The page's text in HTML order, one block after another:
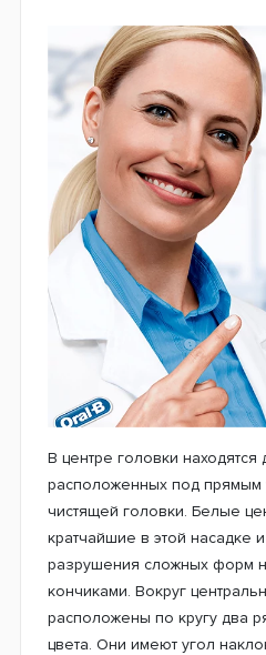
В центре головки
расположенных под прямым
чистящей головки. Белые
кратчайшие в этой насадке
разрушения сложных форм
кончиками. Вокруг
расположены по кругу два
цвета. Они имеют угол